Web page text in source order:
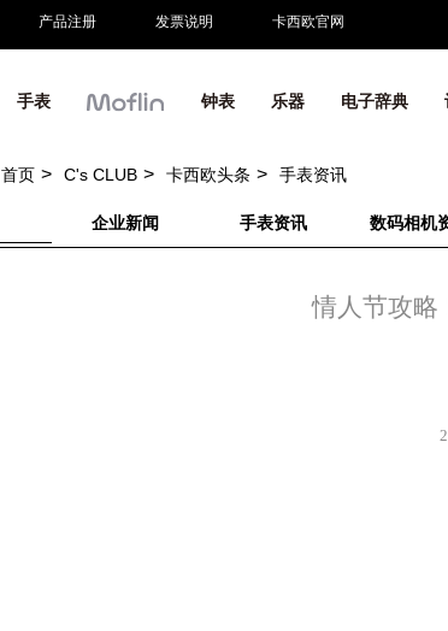
产品注册 发票说明 卡西欧官网
手表 钟表 乐器 电子辞典
首页 C's CLUB 卡西欧头条 手表资讯
企业新闻 手表资讯 数码相机
情人节攻略